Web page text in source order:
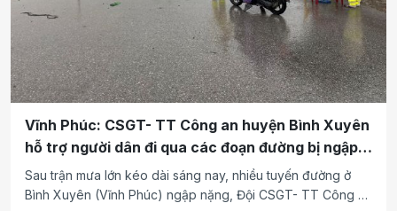
Vĩnh Phúc: CSGT- TT Công an huyện Bình Xuyên
hỗ trợ người dân đi qua các đoạn đường bị ngập
úng
Sau trận mưa lớn kéo dài sáng nay, nhiều tuyến đường ở
Bình Xuyên (Vĩnh Phúc) ngập nặng, Đội CSGT- TT Công an